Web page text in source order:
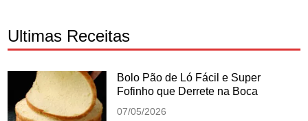
Ultimas Receitas
Bolo Pão de Ló Fácil e Super
Fofinho que Derrete na Boca
07/05/2026